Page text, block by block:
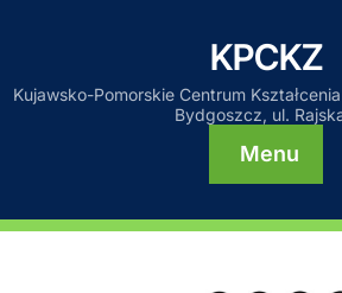
KPCKZ
Kujawsko-Pomorskie Centrum
Bydgoszcz, ul.
Menu